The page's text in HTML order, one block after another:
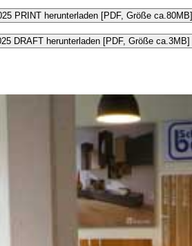
PRINT herunterladen [PDF, Größe ca.80MB]
DRAFT herunterladen [PDF, Größe ca.3MB]